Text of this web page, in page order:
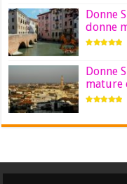
Donne
donne
Donne
mature